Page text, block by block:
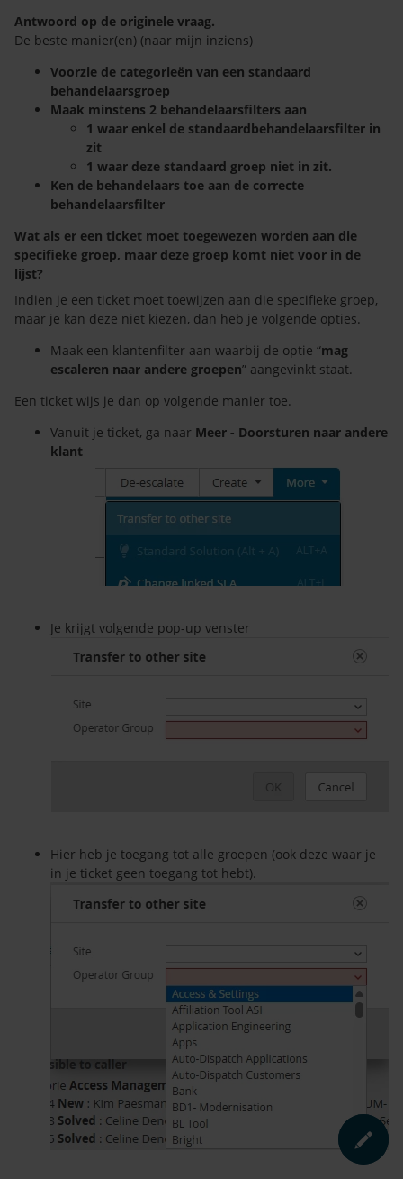
Antwoord op de originele vraag.
De beste manier(en) (naar mijn inziens)
Voorzie de categorieën van een standaard
behandelaarsgroep
Maak minstens 2 behandelaarsfilters aan
1 waar enkel de standaardbehandelaarsfilter in
zit
1 waar deze standaard groep niet in zit.
Ken de behandelaars toe aan de correcte
behandelaarsfilter
Wat als er een ticket moet toegewezen worden aan die
specifieke groep, maar deze groep komt niet voor in de
lijst?
Indien je een ticket moet toewijzen aan die specifieke groep,
maar je kan deze niet kiezen, dan heb je volgende opties.
Maak een klantenfilter aan waarbij de optie “mag
escaleren naar andere groepen” aangevinkt staat.
Een ticket wijs je dan op volgende manier toe.
Vanuit je ticket, ga naar Meer - Doorsturen naar andere
klant
Je krijgt volgende pop-up venster
Hier heb je toegang tot alle groepen (ook deze waar je
in je ticket geen toegang tot hebt).